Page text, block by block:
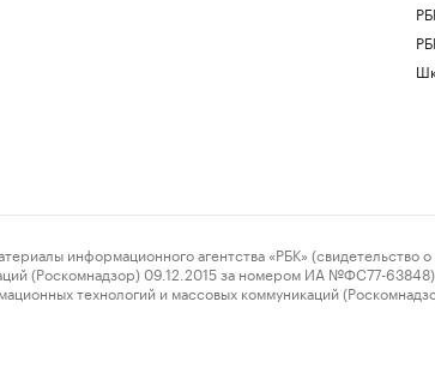
информационного агентства «РБК» (свидетельство о
(Роскомнадзор) 09.12.2015 за номером ИА №ФС77-63848)
технологий и массовых коммуникаций